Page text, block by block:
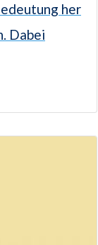
her
Dabei